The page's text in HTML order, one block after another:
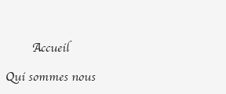
Accueil
Qui sommes nous